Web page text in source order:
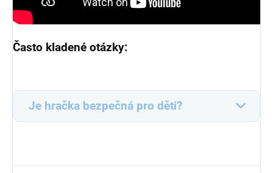
Často kladené otázky:
Je hračka bezpečná pro děti?